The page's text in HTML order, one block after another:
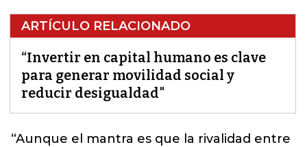
ARTÍCULO RELACIONADO
“Invertir en capital humano es clave
para generar movilidad social y
reducir desigualdad"
“Aunque el mantra es que la rivalidad entre